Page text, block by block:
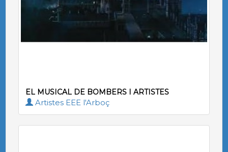
EL MUSICAL DE BOMBERS I ARTISTES
Artistes EEE l'Arboç